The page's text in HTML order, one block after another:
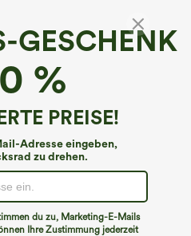
GESCHENK
%
PREISE!
Adresse eingeben,
zu drehen.
du zu, Marketing-E-Mails
Ihre Zustimmung jederzeit
gesuchte Seite nicht